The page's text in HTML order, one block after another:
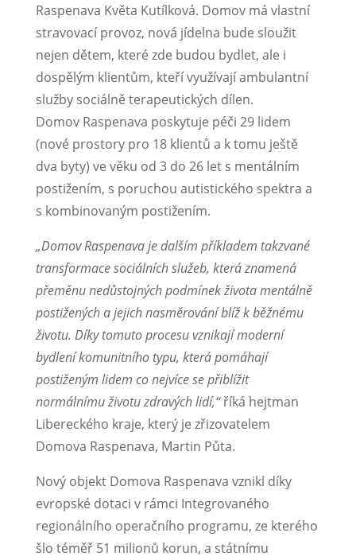
Raspenava Květa Kutílková. Domov má vlastní
stravovací provoz, nová jídelna bude sloužit
nejen dětem, které zde budou bydlet, ale i
dospělým klientům, kteří využívají ambulantní
služby sociálně terapeutických dílen.
Domov Raspenava poskytuje péči 29 lidem
(nové prostory pro 18 klientů a k tomu ještě
dva byty) ve věku od 3 do 26 let s mentálním
postižením, s poruchou autistického spektra a
s kombinovaným postižením.
„Domov Raspenava je dalším příkladem takzvané
transformace sociálních služeb, která znamená
přeměnu nedůstojných podmínek života mentálně
postižených a jejich nasměrování blíž k běžnému
životu. Díky tomuto procesu vznikají moderní
bydlení komunitního typu, která pomáhají
postiženým lidem co nejvíce se přiblížit
normálnímu životu zdravých lidí,“říká hejtman
Libereckého kraje, který je zřizovatelem
Domova Raspenava, Martin Půta.
Nový objekt Domova Raspenava vznikl díky
evropské dotaci v rámci Integrovaného
regionálního operačního programu, ze kterého
šlo téměř 51 milionů korun, a státnímu